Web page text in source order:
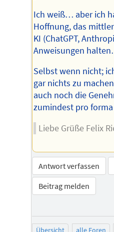
Ich weiß… aber ich
Hoffnung, das
KI (ChatGPT,
Anweisungen
Selbst wenn nicht;
gar nichts zu
auch noch die
zumindest pro
Liebe Grüße Felix
Antwort verfassen
Beitrag melden